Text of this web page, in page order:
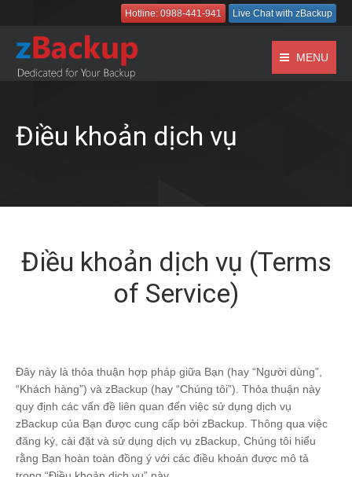
Hotline: 0988-441-941 Live Chat with zBackup
MENU
Điều khoản dịch vụ
Điều khoản dịch vụ (Terms
of Service)
Đây này là thỏa thuận hợp pháp giữa Bạn (hay “Người dùng”,
“Khách hàng”) và zBackup (hay “Chúng tôi”). Thỏa thuận này
quy định các vấn đề liên quan đến việc sử dụng dịch vụ
zBackup của Bạn được cung cấp bởi zBackup. Thông qua việc
đăng ký, cài đặt và sử dụng dịch vụ zBackup, Chúng tôi hiểu
rằng Bạn hoàn toàn đồng ý với các điều khoản được mô tả